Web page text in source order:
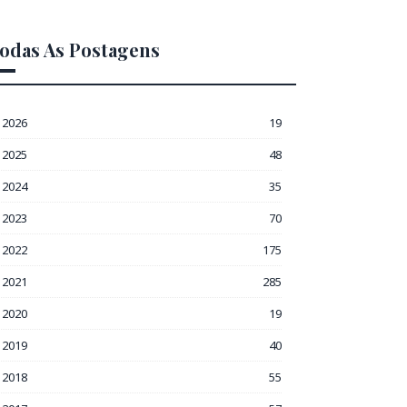
As Postagens
2026
19
2025
48
2024
35
2023
70
2022
175
2021
285
2020
19
2019
40
2018
55